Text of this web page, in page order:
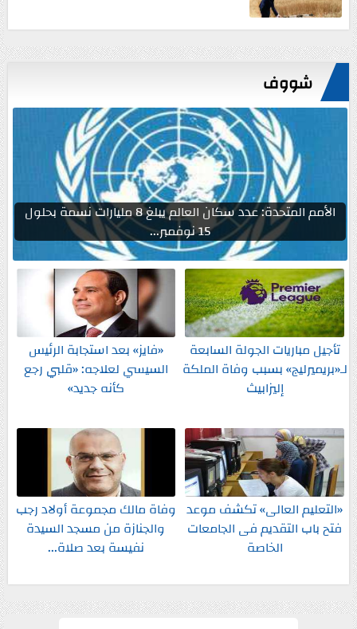
شووف
الأمم المتحدة: عدد سكان العالم يبلغ 8 مليارات نسمة بحلول
15 نوفمبر...
تأجيل مباريات الجولة السابعة
لـ«بريميرليج» بسبب وفاة الملكة
إليزابيث
«فايز» بعد استجابة الرئيس
السيسي لعلاجه: «قلبي رجع
كأنه جديد»
«التعليم العالى» تكشف موعد
فتح باب التقديم فى الجامعات
الخاصة
وفاة مالك مجموعة أولاد رجب
والجنازة من مسجد السيدة
نفيسة بعد صلاة...